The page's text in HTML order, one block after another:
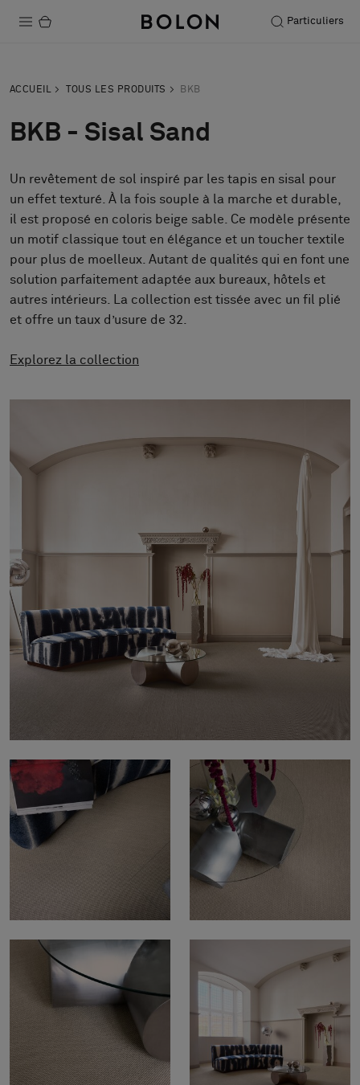
Particuliers
Durabilité
Installation
Entretien
Nos collaborations
À propos de nous
Choisir une langue
ACCUEIL TOUS LES PRODUITS BKB
BKB - Sisal Sand
Un revêtement de sol inspiré par les tapis en sisal pour
un effet texturé. À la fois souple à la marche et durable,
il est proposé en coloris beige sable. Ce modèle présente
un motif classique tout en élégance et un toucher textile
pour plus de moelleux. Autant de qualités qui en font une
solution parfaitement adaptée aux bureaux, hôtels et
autres intérieurs. La collection est tissée avec un fil plié
et offre un taux d’usure de 32.
Explorez la collection